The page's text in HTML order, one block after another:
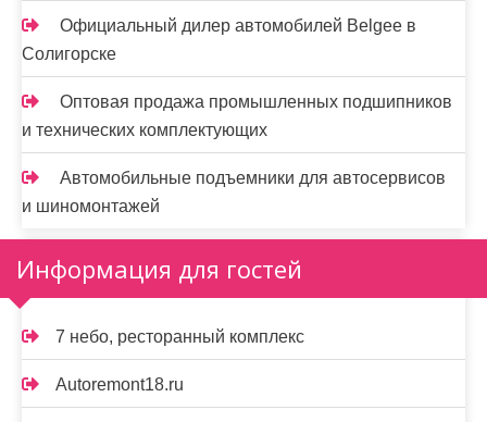
Официальный дилер автомобилей Belgee в
Солигорске
Оптовая продажа промышленных подшипников
и технических комплектующих
Автомобильные подъемники для автосервисов
и шиномонтажей
Информация для гостей
7 небо, ресторанный комплекс
Autoremont18.ru